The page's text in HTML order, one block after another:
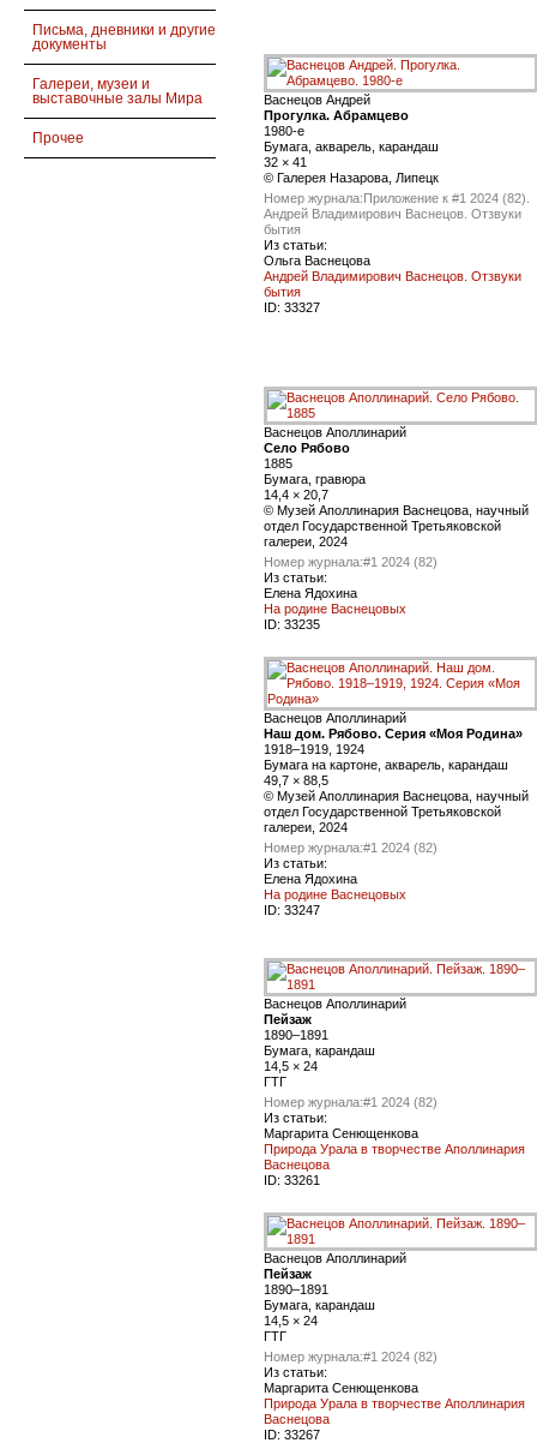
Письма, дневники и другие
документы
Галереи, музеи и
выставочные залы Мира
Прочее
Васнецов Андрей
Прогулка. Абрамцево
1980-е
Бумага, акварель, карандаш
32 × 41
© Галерея Назарова, Липецк
Номер журнала:Приложение к #1 2024 (82).
Андрей Владимирович Васнецов. Отзвуки
бытия
Из статьи:
Ольга Васнецова
Андрей Владимирович Васнецов. Отзвуки
бытия
ID: 33327
Васнецов Аполлинарий
Село Рябово
1885
Бумага, гравюра
14,4 × 20,7
© Музей Аполлинария Васнецова, научный
отдел Государственной Третьяковской
галереи, 2024
Номер журнала:#1 2024 (82)
Из статьи:
Елена Ядохина
На родине Васнецовых
ID: 33235
Васнецов Аполлинарий
Наш дом. Рябово. Серия «Моя Родина»
1918–1919, 1924
Бумага на картоне, акварель, карандаш
49,7 × 88,5
© Музей Аполлинария Васнецова, научный
отдел Государственной Третьяковской
галереи, 2024
Номер журнала:#1 2024 (82)
Из статьи:
Елена Ядохина
На родине Васнецовых
ID: 33247
Васнецов Аполлинарий
Пейзаж
1890–1891
Бумага, карандаш
14,5 × 24
ГТГ
Номер журнала:#1 2024 (82)
Из статьи:
Маргарита Сенющенкова
Природа Урала в творчестве Аполлинария
Васнецова
ID: 33261
Васнецов Аполлинарий
Пейзаж
1890–1891
Бумага, карандаш
14,5 × 24
ГТГ
Номер журнала:#1 2024 (82)
Из статьи:
Маргарита Сенющенкова
Природа Урала в творчестве Аполлинария
Васнецова
ID: 33267